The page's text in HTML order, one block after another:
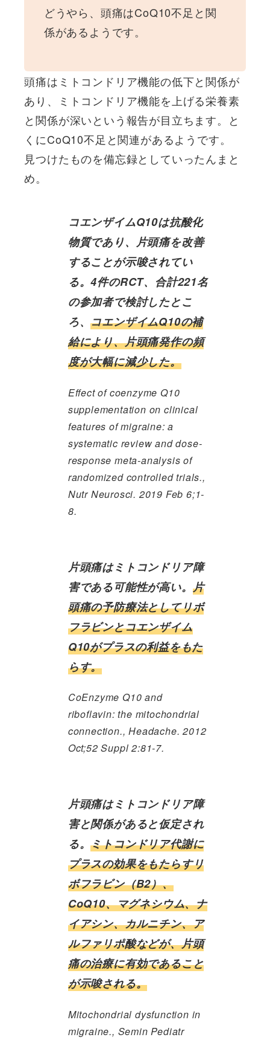
どうやら、頭痛はCoQ10不足と関
係があるようです。
頭痛はミトコンドリア機能の低下と関係が
あり、ミトコンドリア機能を上げる栄養素
と関係が深いという報告が目立ちます。と
くにCoQ10不足と関連があるようです。
見つけたものを備忘録としていったんまと
め。
コエンザイムQ10は抗酸化
物質であり、片頭痛を改善
することが示唆されてい
る。4件のRCT、合計221名
の参加者で検討したとこ
ろ、コエンザイムQ10の補
給により、片頭痛発作の頻
度が大幅に減少した。
Effect of coenzyme Q10
supplementation on clinical
features of migraine: a
systematic review and dose-
response meta-analysis of
randomized controlled trials.,
Nutr Neurosci. 2019 Feb 6;1-
8.
片頭痛はミトコンドリア障
害である可能性が高い。 片
頭痛の予防療法としてリボ
フラビンとコエンザイム
Q10がプラスの利益をもた
らす。
CoEnzyme Q10 and
riboflavin: the mitochondrial
connection., Headache. 2012
Oct;52 Suppl 2:81-7.
片頭痛はミトコンドリア障
害と関係があると仮定され
る。ミトコンドリア代謝に
プラスの効果をもたらすリ
ボフラビン（B2）、
CoQ10、マグネシウム、ナ
イアシン、カルニチン、ア
ルファリポ酸などが、片頭
痛の治療に有効であること
が示唆される。
Mitochondrial dysfunction in
migraine., Semin Pediatr